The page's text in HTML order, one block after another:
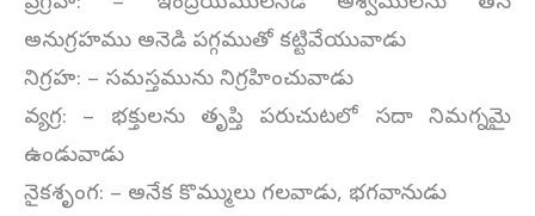
అనుగ్రహము అనెడి పగ్గముతో కట్టివేయువాడు
నిగ్రహ: – సమస్తమును నిగ్రహించువాడు
వ్యగ్ర: – భక్తులను తృప్తి పరుచుటలో సదా నిమగ్నమై
ఉండువాడు
నైకశృంగ: – అనేక కొమ్ములు గలవాడు, భగవానుడు